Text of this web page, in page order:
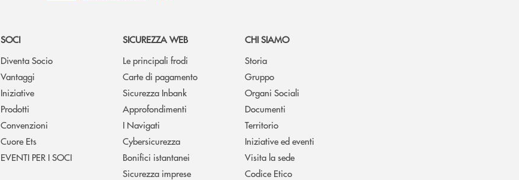
SOCI
Diventa Socio
Vantaggi
Iniziative
Prodotti
Convenzioni
Cuore Ets
EVENTI PER I SOCI
SICUREZZA WEB
Le principali frodi
Carte di pagamento
Sicurezza Inbank
Approfondimenti
I Navigati
Cybersicurezza
Bonifici istantanei
Sicurezza imprese
CHI SIAMO
Storia
Gruppo
Organi Sociali
Documenti
Territorio
Iniziative ed eventi
Visita la sede
Codice Etico